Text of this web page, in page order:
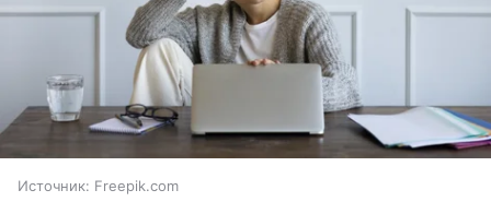
Источник: Freepik.com